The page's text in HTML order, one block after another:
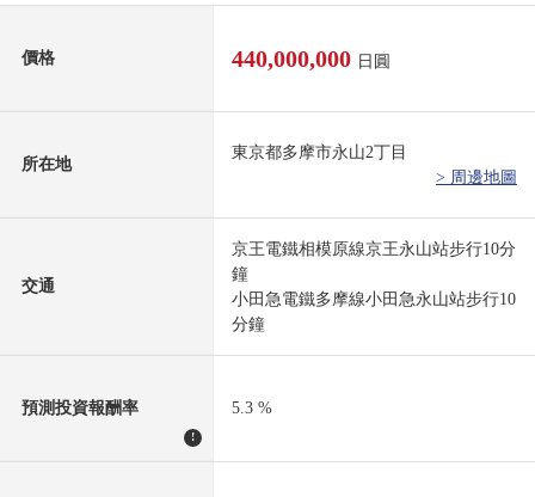
價格 440,000,000 日圓
所在地
東京都多摩市永山2丁目
> 周邊地圖
交通
京王電鐵相模原線京王永山站步行10分
鐘
小田急電鐵多摩線小田急永山站步行10
分鐘
預測投資報酬率
!
5.3 %